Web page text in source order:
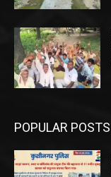
POPULAR POSTS